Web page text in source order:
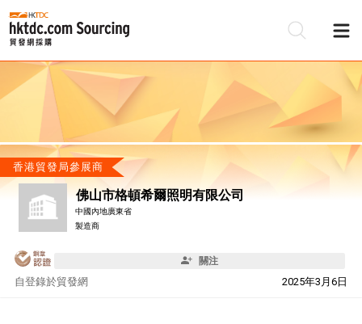
香港貿發局參展商
佛山市格頓希爾照明有限公司
中國內地廣東省
製造商
關注
自 2025年3月6日
登錄於貿發網